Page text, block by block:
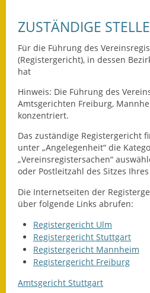
ZUSTÄNDIGE STELLE
Für die Führung des
(Registergericht), in dessen
hat
Hinweis: Die Führung des
Amtsgerichten Freiburg,
konzentriert.
Das zuständige Registergericht
unter „Angelegenheit“ die
„Vereinsregistersachen“
oder Postleitzahl des Sitzes
Die Internetseiten der
über folgende Links abrufen:
Registergericht Ulm
Registergericht Stuttgart
Registergericht Mannheim
Registergericht Freiburg
Amtsgericht Stuttgart